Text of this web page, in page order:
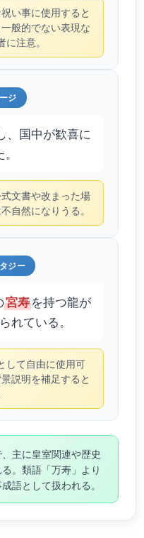
い事に使用すると
般的でない表現な
注意。
ジ
、国中が歓喜に
文書や改まった場
自然になりうる。
ジー
宮寿を持つ龍が
れている。
して自由に使用可
説明を補足すると
主に皇室関連や歴史
。類語「万寿」より
語として扱われる。